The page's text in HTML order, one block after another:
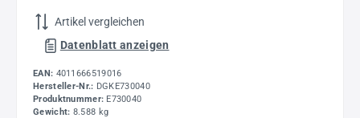
Artikel vergleichen
Datenblatt anzeigen
EAN: 4011666519016
Hersteller-Nr.: DGKE730040
Produktnummer: E730040
Gewicht: 8.588 kg